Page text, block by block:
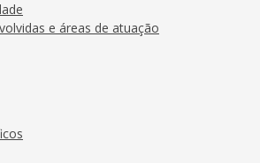
e áreas de atuação